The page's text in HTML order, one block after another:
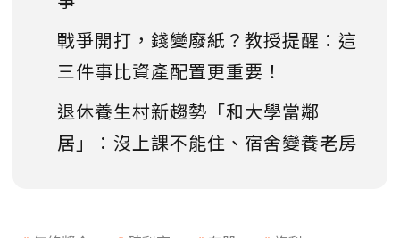
戰爭開打，錢變廢紙？教授提醒：這
三件事比資產配置更重要！
退休養生村新趨勢「和大學當鄰
居」：沒上課不能住、宿舍變養老房